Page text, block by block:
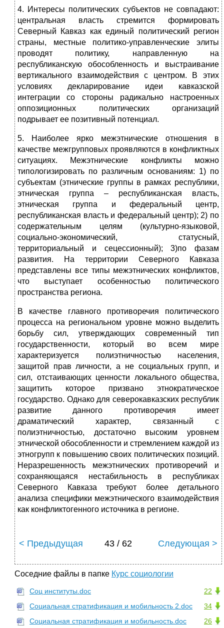
4. Интересы политических субъектов не совпадают:
центральная власть стремится формировать
Северный Кавказ как единый политический регион
страны, местные политико-управленческие элиты
проводят политику, направленную на
республиканскую обособленность и выстраивание
вертикального взаимодействия с центром. В этих
условиях декларирование идеи кавказской
интеграции со стороны радикально настроенных
оппозиционных политических организаций
подрывает ее позитивный потенциал.
5. Наиболее ярко межэтнические отношения в
качестве межгрупповых проявляются в конфликтных
ситуациях. Межэтнические конфликты можно
типологизировать по различным основаниям: 1) по
субъектам (этнические группы в рамках республики,
этническая группа – республиканская власть,
этническая группа и федеральный центр,
республиканская власть и федеральный центр); 2) по
содержательным целям (культурно-языковой,
социально-экономический, статусный,
территориальный и сецессионный); 3)по фазам
развития. На территории Северного Кавказа
представлены все типы межэтнических конфликтов,
что выступает особенностью политического
пространства региона.
В качестве главного противоречия политического
процесса на региональном уровне можно выделить
борьбу сил, утверждающих современный тип
государственности, который во всем мире
характеризуется полиэтничностью населения,
защитой прав личности, а не социальных групп, и
сил, отстаивающих ценности локального общества,
защитить которое призвано этнократическое
государство. Однако для северокавказских республик
развитие данного противоречия имеет
драматический характер, связанный с
полиэтничностью, достаточно высоким уровнем
этнической обособленности и стремлением каждой из
этногрупп к повышению своих политических позиций.
Неразрешенность межэтнических противоречий и
сохраняющаяся нестабильность в республиках
Северного Кавказа требуют более детального
анализа специфики межэтнического взаимодействия
как конфликтогенного источника в регионе.
< Предыдущая 43 / 62 Следующая >
Соседние файлы в папке Курс социологии
22
Соц институты.doc
34
Социальная стратификация и мобильность 2.doc
26
Социальная стратификация и мобильность.doc